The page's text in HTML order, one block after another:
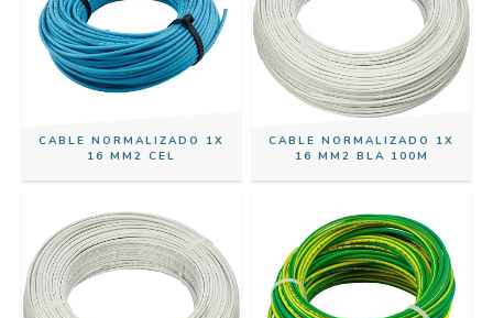
CABLE NORMALIZADO 1X
16 MM2 CEL
CABLE NORMALIZADO 1X
16 MM2 BLA 100M